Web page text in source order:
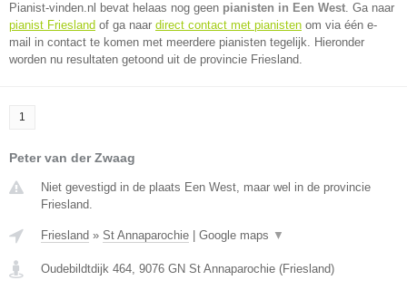
Pianist-vinden.nl bevat helaas nog geen pianisten in Een West. Ga naar
pianist Friesland of ga naar direct contact met pianisten om via één e-
mail in contact te komen met meerdere pianisten tegelijk. Hieronder
worden nu resultaten getoond uit de provincie Friesland.
1
Peter van der Zwaag
Niet gevestigd in de plaats Een West, maar wel in de provincie
Friesland.
Friesland » St Annaparochie Google maps ▼
Oudebildtdijk 464, 9076 GN St Annaparochie (Friesland)